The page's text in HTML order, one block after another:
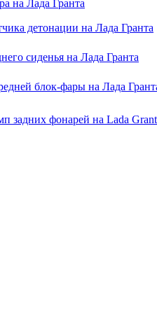
на Лада Гранта
детонации на Лада Гранта
сиденья на Лада Гранта
блок-фары на Лада
задних фонарей на Lada